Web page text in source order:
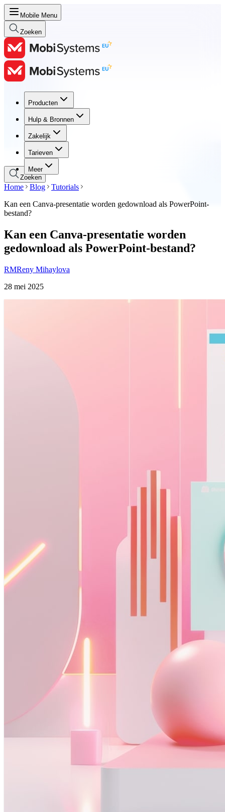
Mobile Menu
Zoeken
Producten
Hulp & Bronnen
Zakelijk
Tarieven
Meer
Producten
Hulp & Bronnen
Zakelijk
Tarieven
Zoeken
Home Blog
Tutorials
Kan een Canva-presentatie worden gedownload als PowerPoint-
bestand?
Kan een Canva-presentatie worden
gedownload als PowerPoint-bestand?
RMReny Mihaylova
28 mei 2025